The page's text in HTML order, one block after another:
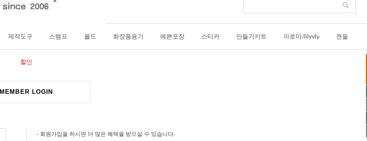
제작도구 스템프 몰드 화장품용기 예쁜포장 스티커 만들기키트 아로마/lilyvly 캔들
할인
MEMBER LOGIN
- 회원가입을 하시면 더 많은 혜택을 받으실 수 있습니다.